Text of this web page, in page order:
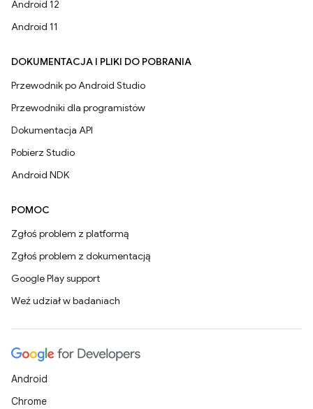
Android 12
Android 11
DOKUMENTACJA I PLIKI DO POBRANIA
Przewodnik po Android Studio
Przewodniki dla programistów
Dokumentacja API
Pobierz Studio
Android NDK
POMOC
Zgłoś problem z platformą
Zgłoś problem z dokumentacją
Google Play support
Weź udział w badaniach
Android
Chrome